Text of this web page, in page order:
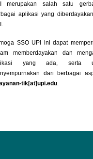
merupakan salah satu
aplikasi yang
SSO UPI ini dapat
memberdayakan dan
yang ada, serta
dari berbagai
tik[at]upi.edu.